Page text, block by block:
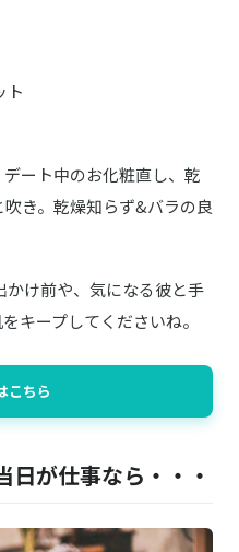
ト
ート中のお化粧直し、乾
き。乾燥知らず&バラの良
かけ前や、気になる彼と手
キープしてくださいね。
こちら
日が仕事なら・・・